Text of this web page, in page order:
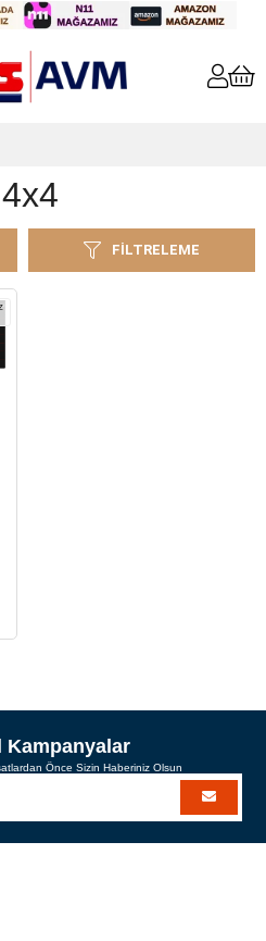
FILTRELEME
Kampanyalar
Önce Sizin Haberiniz Olsun